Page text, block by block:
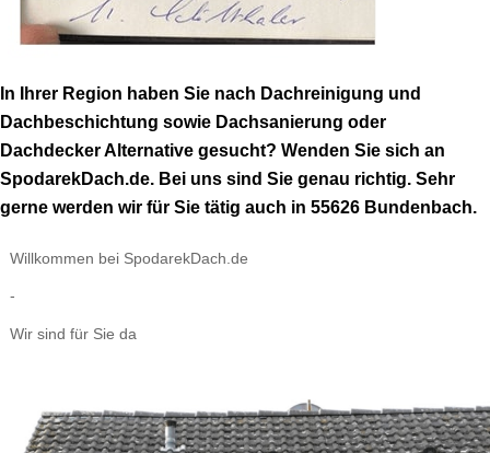
In Ihrer Region haben Sie nach Dachreinigung und
Dachbeschichtung sowie Dachsanierung oder
Dachdecker Alternative gesucht? Wenden Sie sich an
SpodarekDach.de. Bei uns sind Sie genau richtig. Sehr
gerne werden wir für Sie tätig auch in 55626 Bundenbach.
Willkommen bei SpodarekDach.de
-
Wir sind für Sie da